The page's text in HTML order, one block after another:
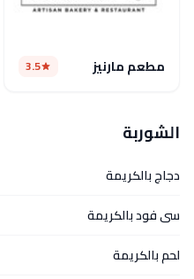
مطعم مارنيز 3.5
الشوربة
دجاج بالكريمة
سى فود بالكريمة
لحم بالكريمة